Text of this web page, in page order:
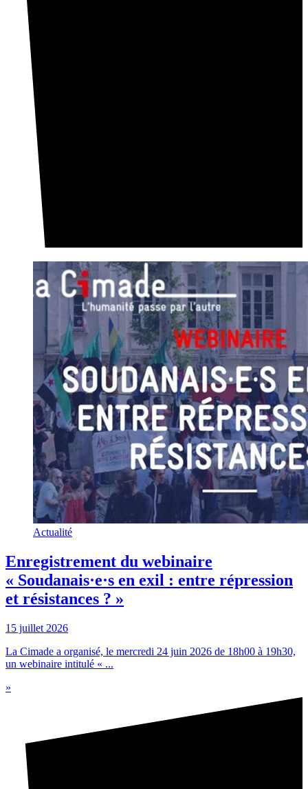
Actualité
Enregistrement du webinaire
« Soudanais·e·s en exil : entre répression
et résistances ? »
15 juillet 2026
La Cimade a organisé, le mercredi 24 juin 2026 de 18h00 à 19h30,
un webinaire intitulé « ...
»